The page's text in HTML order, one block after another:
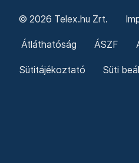
© 2026 Telex.hu Zrt.
Átláthatóság ÁSZF
Sütitájékoztató Süti